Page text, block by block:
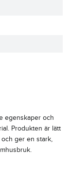
egenskaper och
Produkten är lätt
ger en stark,